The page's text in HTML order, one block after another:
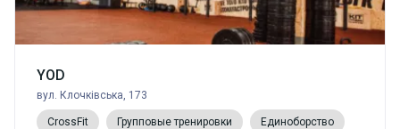
YOD
вул. Клочківська, 173
CrossFit Групповые тренировки Единоборство